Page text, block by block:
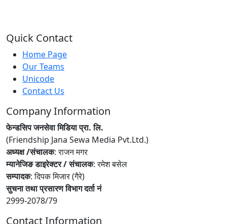
Quick Contact
Home Page
Our Teams
Unicode
Contact Us
Company Information
फेन्डसिप जनसेवा मिडिया प्रा. लि.
(Friendship Jana Sewa Media Pvt.Ltd.)
अध्यक्ष /संचालक: राजन मगर
म्यानेजिङ डाइरेक्टर / संचालक: रमेश बसेल
सम्पादक: दिपक मिजार (गैरे)
सुचना तथा प्रसारण विभाग दर्ता नं
2999-2078/79
Contact Information